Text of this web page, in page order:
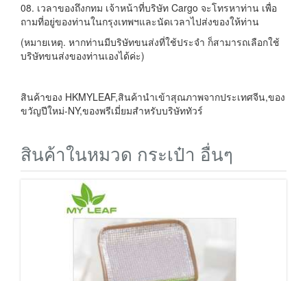
08. เวลาของถึงกทม เจ้าหน้าที่บริษัท Cargo จะโทรหาท่าน เพื่อ
ถามที่อยู่ของท่านในกรุงเทพฯและนัดเวลาไปส่งของให้ท่าน
(หมายเหตุ. หากท่านมีบริษัทขนส่งที่ใช้ประจำ ก็สามารถเลือกใช้
บริษัทขนส่งของท่านเองได้ค่ะ)
สินค้าของ HKMYLEAF,สินค้านำเข้าสุณภาพจากประเทศจีน,ของ
ขวัญปีใหม่-NY,ของพรีเมี่ยมสำหรับบริษัททัวร์
สินค้าในหมวด กระเป๋า อื่นๆ